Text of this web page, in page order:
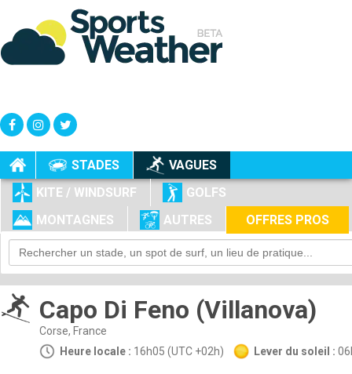
STADES
VAGUES
KITE / WINDSURF
GOLFS
MONTAGNES
AUTRES OFFRES PROS
+
-
Capo Di Feno (Villanova)
Corse, France
Heure locale : 16h05 (UTC +02h) Lever du soleil :